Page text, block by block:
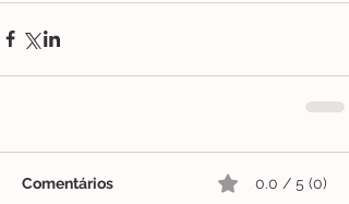
Comentários 0.0 / 5 (0)